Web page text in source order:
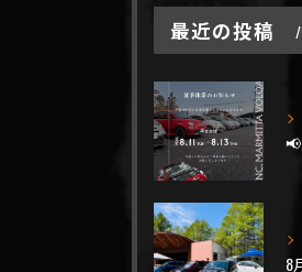
最近の投稿